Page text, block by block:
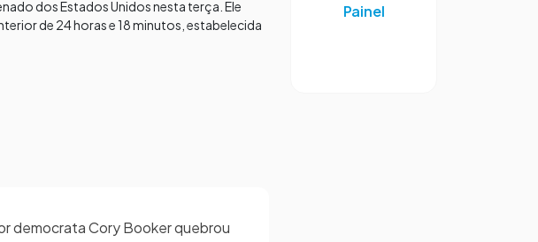
dos Estados Unidos nesta terça. Ele
de 24 horas e 18 minutos, estabelecida
democrata Cory Booker quebrou
Painel